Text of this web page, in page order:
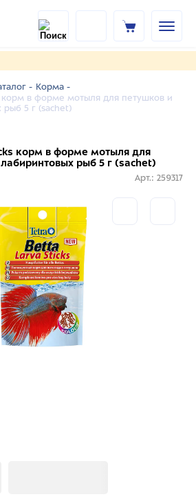
- Корма -
корм в форме мотыля для петушков и
рыб 5 г (sachet)
корм в форме мотыля для
рыб 5 г (sachet)
Арт.: 259317